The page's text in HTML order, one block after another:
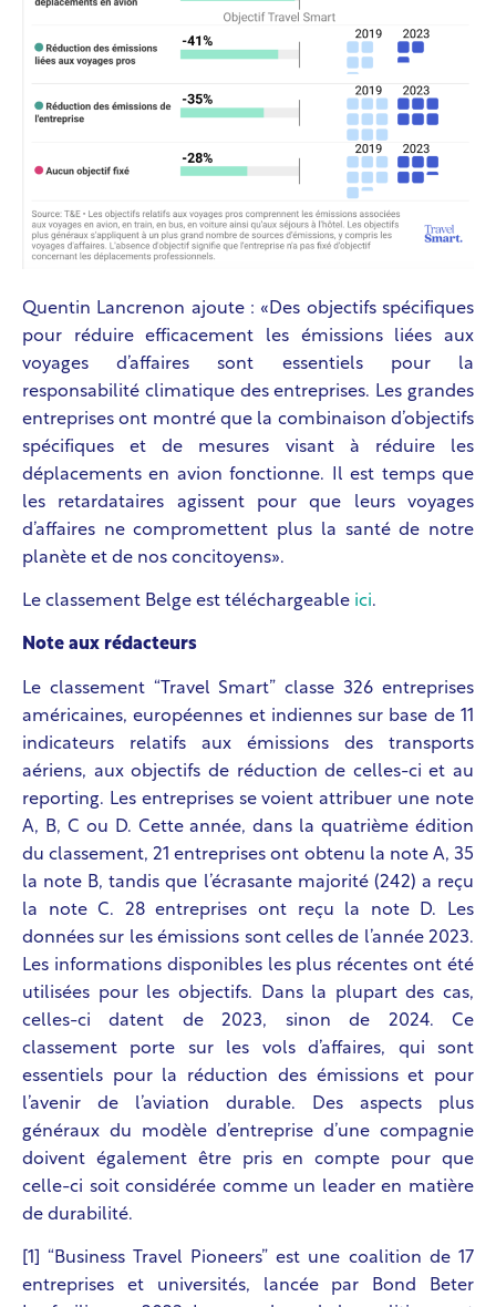
Quentin Lancrenon ajoute : «Des objectifs spécifiques
pour réduire efficacement les émissions liées aux
voyages d’affaires sont essentiels pour la
responsabilité climatique des entreprises. Les grandes
entreprises ont montré que la combinaison d’objectifs
spécifiques et de mesures visant à réduire les
déplacements en avion fonctionne. Il est temps que
les retardataires agissent pour que leurs voyages
d’affaires ne compromettent plus la santé de notre
planète et de nos concitoyens».
Le classement Belge est téléchargeable ici.
Note aux rédacteurs
Le classement “Travel Smart” classe 326 entreprises
américaines, européennes et indiennes sur base de 11
indicateurs relatifs aux émissions des transports
aériens, aux objectifs de réduction de celles-ci et au
reporting. Les entreprises se voient attribuer une note
A, B, C ou D. Cette année, dans la quatrième édition
du classement, 21 entreprises ont obtenu la note A, 35
la note B, tandis que l’écrasante majorité (242) a reçu
la note C. 28 entreprises ont reçu la note D. Les
données sur les émissions sont celles de l’année 2023.
Les informations disponibles les plus récentes ont été
utilisées pour les objectifs. Dans la plupart des cas,
celles-ci datent de 2023, sinon de 2024. Ce
classement porte sur les vols d’affaires, qui sont
essentiels pour la réduction des émissions et pour
l’avenir de l’aviation durable. Des aspects plus
généraux du modèle d’entreprise d’une compagnie
doivent également être pris en compte pour que
celle-ci soit considérée comme un leader en matière
de durabilité.
[1] “Business Travel Pioneers” est une coalition de 17
entreprises et universités, lancée par Bond Beter